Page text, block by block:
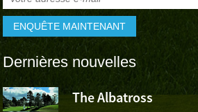
Dernières nouvelles
The Albatross